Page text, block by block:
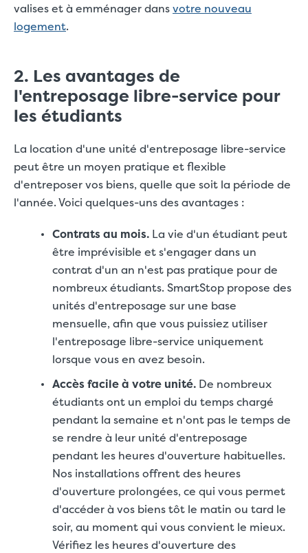
valises et à emménager dansvotre nouveau
logement.
2. Les avantages de
l'entreposage libre-service pour
les étudiants
La location d'une unité d'entreposage libre-service
peut être un moyen pratique et flexible
d'entreposer vos biens, quelle que soit la période de
l'année. Voici quelques-uns des avantages :
Contrats au mois. La vie d'un étudiant peut
être imprévisible et s'engager dans un
contrat d'un an n'est pas pratique pour de
nombreux étudiants. SmartStop propose des
unités d'entreposage sur une base
mensuelle, afin que vous puissiez utiliser
l'entreposage libre-service uniquement
lorsque vous en avez besoin.
Accès facile à votre unité. De nombreux
étudiants ont un emploi du temps chargé
pendant la semaine et n'ont pas le temps de
se rendre à leur unité d'entreposage
pendant les heures d'ouverture habituelles.
Nos installations offrent des heures
d'ouverture prolongées, ce qui vous permet
d'accéder à vos biens tôt le matin ou tard le
soir, au moment qui vous convient le mieux.
Vérifiez les heures d'ouverture des